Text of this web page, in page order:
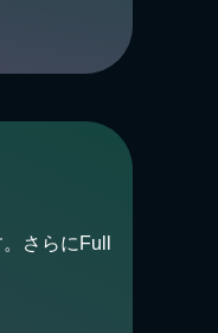
さらにFull